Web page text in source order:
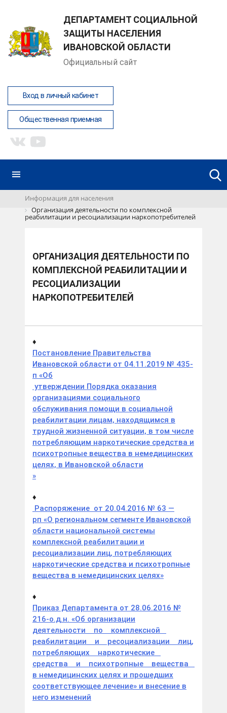
ДЕПАРТАМЕНТ СОЦИАЛЬНОЙ
ЗАЩИТЫ НАСЕЛЕНИЯ
ИВАНОВСКОЙ ОБЛАСТИ
Официальный сайт
Вход в личный кабинет
Общественная приемная
Информация для населения
Организация деятельности по комплексной
реабилитации и ресоциализации наркопотребителей
ОРГАНИЗАЦИЯ ДЕЯТЕЛЬНОСТИ ПО
КОМПЛЕКСНОЙ РЕАБИЛИТАЦИИ И
РЕСОЦИАЛИЗАЦИИ
НАРКОПОТРЕБИТЕЛЕЙ
♦
Постановление Правительства
Ивановской области от 04.11.2019 № 435-
п «Об
утверждении Порядка оказания
организациями социального
обслуживания помощи в социальной
реабилитации лицам, находящимся в
трудной жизненной ситуации, в том числе
потребляющим наркотические средства и
психотропные вещества в немедицинских
целях, в Ивановской области
»
♦
Распоряжение от 20.04.2016 № 63 —
рп «О региональном сегменте Ивановской
области национальной системы
комплексной реабилитации и
ресоциализации лиц, потребляющих
наркотические средства и психотропные
вещества в немедицинских целях»
♦
Приказ Департамента от 28.06.2016 №
216-о.д.н. «Об организации
деятельности по комплексной
реабилитации и ресоциализации лиц,
потребляющих наркотические
средства и психотропные вещества
в немедицинских целях и прошедших
соответствующее лечение» и внесение в
него изменений